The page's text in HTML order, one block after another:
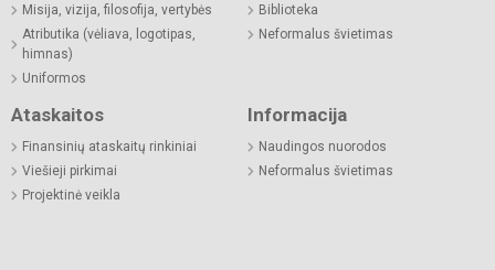
Misija, vizija, filosofija, vertybės
Atributika (vėliava, logotipas,
himnas)
Uniformos
Biblioteka
Neformalus švietimas
Ataskaitos
Finansinių ataskaitų rinkiniai
Viešieji pirkimai
Projektinė veikla
Informacija
Naudingos nuorodos
Neformalus švietimas